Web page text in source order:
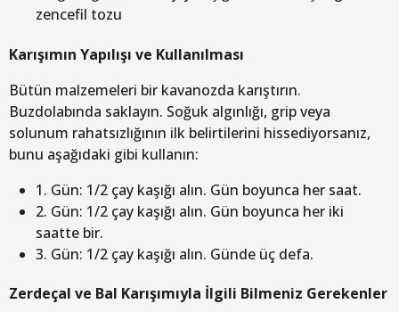
zencefil tozu
Karışımın Yapılışı ve Kullanılması
Bütün malzemeleri bir kavanozda karıştırın.
Buzdolabında saklayın. Soğuk algınlığı, grip veya
solunum rahatsızlığının ilk belirtilerini hissediyorsanız,
bunu aşağıdaki gibi kullanın:
1. Gün: 1/2 çay kaşığı alın. Gün boyunca her saat.
2. Gün: 1/2 çay kaşığı alın. Gün boyunca her iki
saatte bir.
3. Gün: 1/2 çay kaşığı alın. Günde üç defa.
Zerdeçal ve Bal Karışımıyla İlgili Bilmeniz Gerekenler